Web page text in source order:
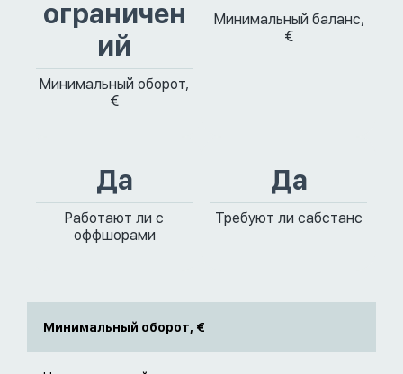
ограничен
ий
Минимальный оборот,
€
Минимальный баланс,
€
Да
Работают ли с
оффшорами
Да
Требуют ли сабстанс
Минимальный оборот, €